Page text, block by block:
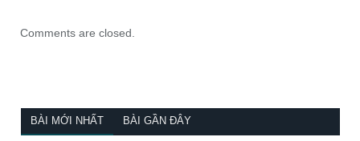
Comments are closed.
BÀI MỚI NHẤT BÀI GẦN ĐÂY